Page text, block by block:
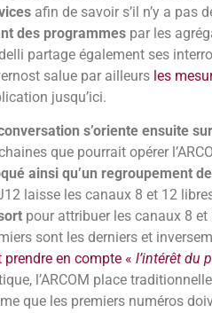
afin de savoir s’il n’y a pas
des programmes par les
partage également ses
salue par ailleurs les
jusqu’ici.
s’oriente ensuite
que pourrait opérer
ainsi qu’un regroupement
laisse les canaux 8 et 12
pour attribuer les canaux 8 et
sont les derniers et
prendre en compte «l’intérêt du
l’ARCOM place
que les premiers numéros